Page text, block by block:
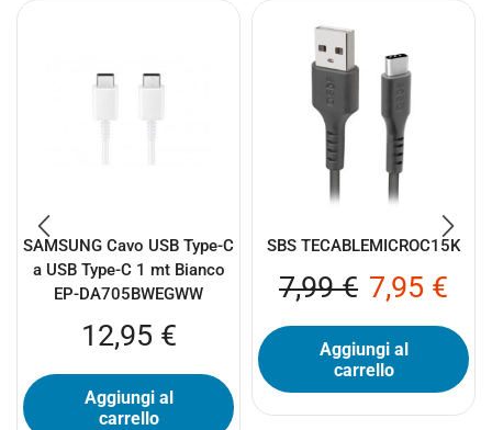
SAMSUNG Cavo USB Type-C
a USB Type-C 1 mt Bianco
EP-DA705BWEGWW
12,95 €
Aggiungi al
carrello
SBS TECABLEMICROC15K
7,99€ 7,95 €
Aggiungi al
carrello